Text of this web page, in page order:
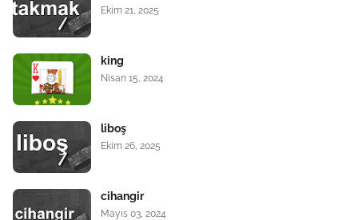
Ekim 21, 2025
king
Nisan 15, 2024
liboş
Ekim 26, 2025
cihangir
Mayıs 03, 2024